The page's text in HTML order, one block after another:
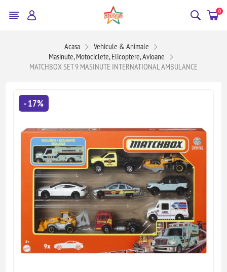
0
Acasa
Vehicule & Animale
Masinute, Motociclete, Elicoptere, Avioane
MATCHBOX SET 9 MASINUTE INTERNATIONAL AMBULANCE
- 17%